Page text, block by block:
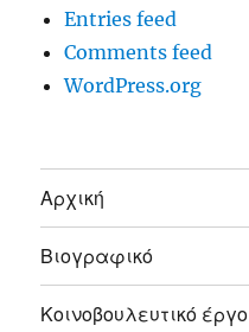
Entries feed
Comments feed
WordPress.org
Αρχική
Βιογραφικό
Κοινοβουλευτικό έργο